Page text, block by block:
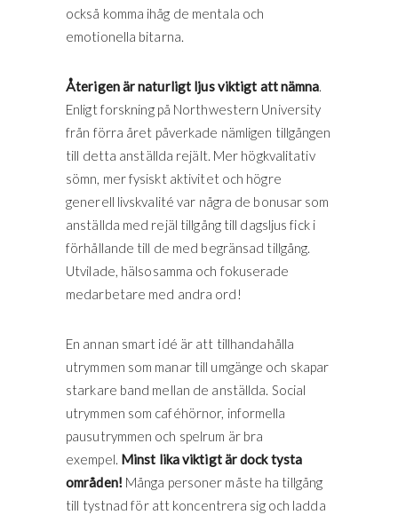
också komma ihåg de mentala och
emotionella bitarna.
Återigen är naturligt ljus viktigt att nämna.
Enligt forskning på Northwestern University
från förra året påverkade nämligen tillgången
till detta anställda rejält. Mer högkvalitativ
sömn, mer fysiskt aktivitet och högre
generell livskvalité var några de bonusar som
anställda med rejäl tillgång till dagsljus fick i
förhållande till de med begränsad tillgång.
Utvilade, hälsosamma och fokuserade
medarbetare med andra ord!
En annan smart idé är att tillhandahålla
utrymmen som manar till umgänge och skapar
starkare band mellan de anställda. Social
utrymmen som caféhörnor, informella
pausutrymmen och spelrum är bra
exempel. Minst lika viktigt är dock tysta
områden! Många personer måste ha tillgång
till tystnad för att koncentrera sig och ladda